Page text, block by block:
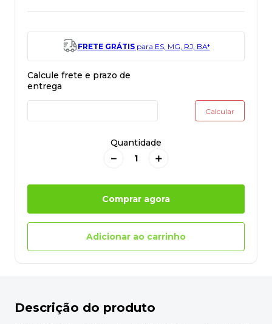
FRETE GRÁTISpara ES, MG, RJ, BA*
Quantidade
＋
－
Comprar agora
Adicionar ao carrinho
Descrição do produto